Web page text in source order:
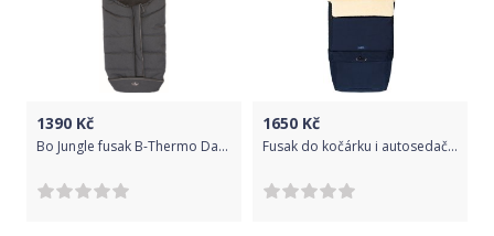
1390 Kč
Bo Jungle fusak B-Thermo Dark Grey / Black
1650 Kč
Fusak do kočárku i autosedačky ovčí vlna - WOMAR 3v1 tmavě modrý